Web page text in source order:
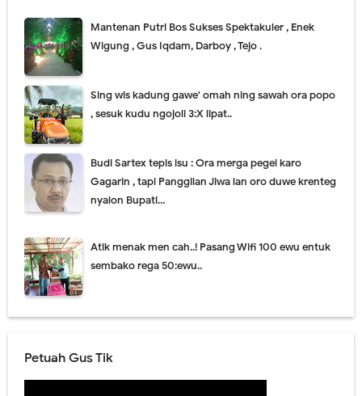
Mantenan Putri Bos Sukses Spektakuler , Enek
Wigung , Gus Iqdam, Darboy , Tejo .
Sing wis kadung gawe' omah ning sawah ora popo
, sesuk kudu ngojoli 3:X lipat..
Budi Sartex tepis isu : Ora merga pegel karo
Gagarin , tapi Panggilan Jiwa lan oro duwe krenteg
nyalon Bupati...
Atik menak men cah..! Pasang Wifi 100 ewu entuk
sembako rega 50:ewu..
Petuah Gus Tik